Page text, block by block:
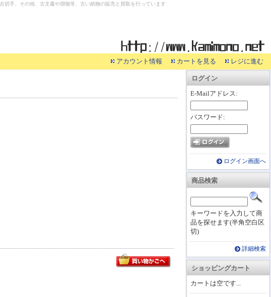
切手、その他、古文書や摺物等、古い紙物の販売と買取を行っています
アカウント情報 カートを見る レジに進む
ログイン
E-Mailアドレス:
パスワード:
ログイン画面へ
商品検索
キーワードを入力して商
品を探せます(半角空白区
切)
詳細検索
ショッピングカート
カートは空です...